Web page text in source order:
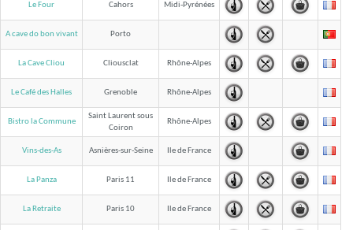
Le Four Cahors Midi-Pyrénées
A cave do bon vivant Porto
La Cave Cliou Cliousclat Rhône-Alpes
Le Café des Halles Grenoble Rhône-Alpes
Bistro la Commune
Saint Laurent sous
Coiron
Rhône-Alpes
Vins-des-As Asnières-sur-Seine Ile de France
La Panza Paris 11 Ile de France
La Retraite Paris 10 Ile de France